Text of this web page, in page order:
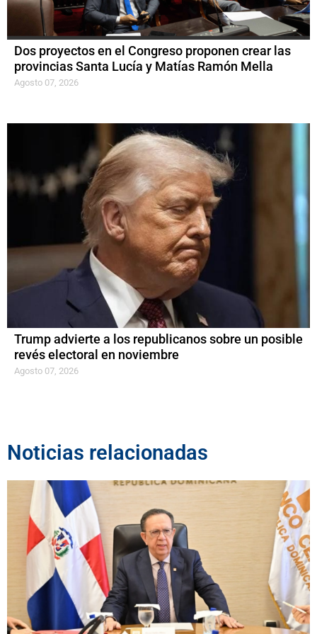
Dos proyectos en el Congreso proponen crear las
provincias Santa Lucía y Matías Ramón Mella
Agosto 07, 2026
Trump advierte a los republicanos sobre un posible
revés electoral en noviembre
Agosto 07, 2026
Noticias relacionadas